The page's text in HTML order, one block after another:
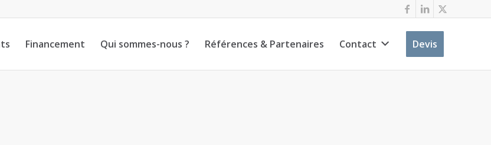
Financement Qui sommes-nous ? Références & Partenaires Contact Devis